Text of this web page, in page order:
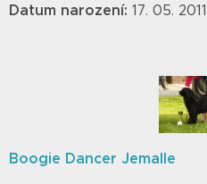
Datum narození: 17. 05. 2011
Boogie Dancer Jemalle